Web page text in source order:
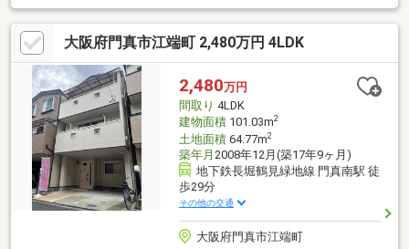
お任せください。弊社では安心してご契約いただけるように夜遅
い時間でも喜んでご案内させていただきます。２・販売からリフ
ォームまで担当させていただいているため、購入後のリフォー
ム・リノベーション等もサポート致します。３・各金融機関・ノ
ンバンクと提携しておりますので最適なローンプランをご提供い
たします。初めてのマイホーム購入でローンの審査が通るかご不
安な方や他社で断られた方は弊社の担当辻までお気軽にご相談下
さい。
大阪府門真市江端町 2,480万円 4LDK
2,480万円
間取り 4LDK
建物面積101.03m2
土地面積64.77m2
築年月 2008年12月(築17年9ヶ月)
地下鉄長堀鶴見緑地線 門真南駅 徒
歩29分
その他の交通
大阪府門真市江端町